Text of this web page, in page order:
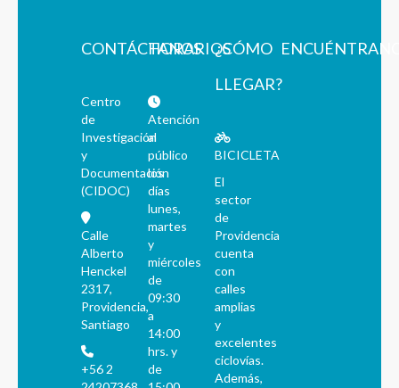
CONTÁCTANOS
Centro
de
Investigación
y
Documentación
(CIDOC)
Calle
Alberto
Henckel
2317,
Providencia,
Santiago
+56 2
HORARIOS
Atención
al
público
los
días
lunes,
martes
y
miércoles
de
09:30
a
14:00
hrs. y
de
¿CÓMO
LLEGAR?
BICICLETA
El
sector
de
Providencia
cuenta
con
calles
amplias
y
excelentes
ciclovías.
Además,